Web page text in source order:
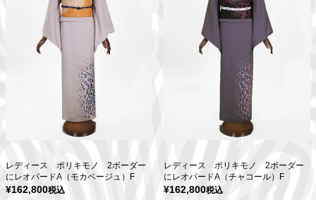
レディース ポリキモノ 2ボーダー
にレオパードA（モカベージュ）F
¥162,800税込
レディース ポリキモノ 2ボーダー
にレオパードA（チャコール）F
¥162,800税込